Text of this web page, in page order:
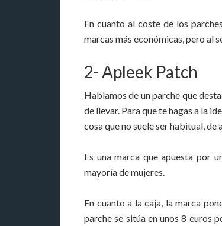
En cuanto al coste de los
marcas más económicas, pero al
2- Apleek Patch
Hablamos de un parche que
de llevar. Para que te hagas a la
cosa que no suele ser habitual, de
Es una marca que apuesta por
mayoría de mujeres.
En cuanto a la caja, la marca
parche se sitúa en unos 8 euros